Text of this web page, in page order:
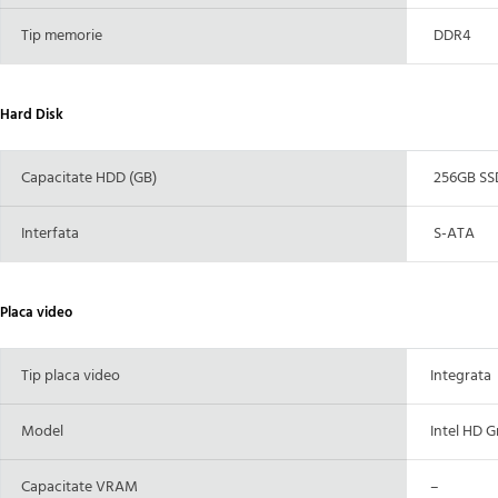
Tip memorie DDR4
Hard Disk
Capacitate HDD (GB) 256GB
Interfata S-ATA
Placa video
Tip placa video Integrata
Model Intel HD
Capacitate VRAM –